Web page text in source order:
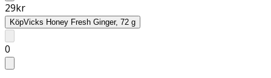
29kr
KöpVicks Honey Fresh Ginger, 72 g
0